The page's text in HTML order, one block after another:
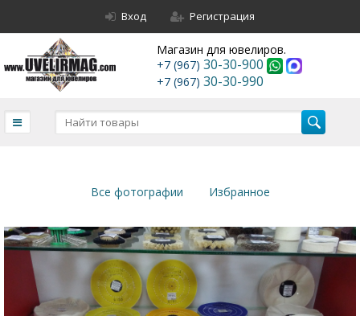
Вход Регистрация
Магазин для ювелиров.
+7 (967) 30-30-900
+7 (967) 30-30-990
Все фотографии Избранное